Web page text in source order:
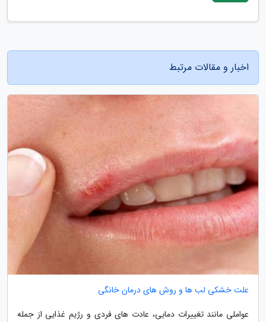
اخبار و مقالات مرتبط
علت خشکی لب ها و روش های درمان خانگی
عواملی مانند تغییرات دمایی، عادت های فردی و رژیم غذایی از جمله